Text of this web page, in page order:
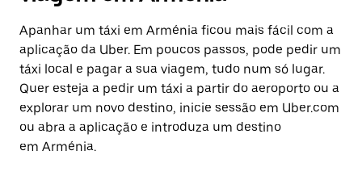
Apanhar um táxi em Arménia ficou mais fácil com a
aplicação da Uber. Em poucos passos, pode pedir um
táxi local e pagar a sua viagem, tudo num só lugar.
Quer esteja a pedir um táxi a partir do aeroporto ou a
explorar um novo destino, inicie sessão em Uber.com
ou abra a aplicação e introduza um destino
em Arménia.